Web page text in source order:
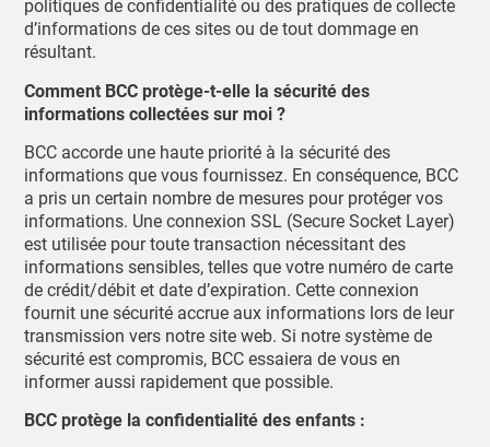
politiques de confidentialité ou des pratiques de collecte
d’informations de ces sites ou de tout dommage en
résultant.
Comment BCC protège-t-elle la sécurité des
informations collectées sur moi ?
BCC accorde une haute priorité à la sécurité des
informations que vous fournissez. En conséquence, BCC
a pris un certain nombre de mesures pour protéger vos
informations. Une connexion SSL (Secure Socket Layer)
est utilisée pour toute transaction nécessitant des
informations sensibles, telles que votre numéro de carte
de crédit/débit et date d’expiration. Cette connexion
fournit une sécurité accrue aux informations lors de leur
transmission vers notre site web. Si notre système de
sécurité est compromis, BCC essaiera de vous en
informer aussi rapidement que possible.
BCC protège la confidentialité des enfants :